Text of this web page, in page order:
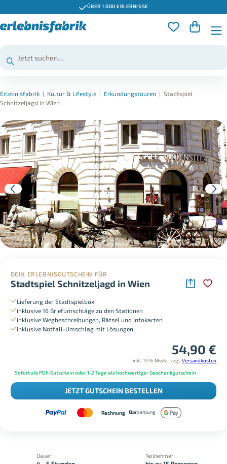
ÜBER 1.000 ERLEBNISSE
Erlebnisfabrik | Kultur & Lifestyle | Erkundungstouren | Stadtspiel
Schnitzeljagd in Wien
DEIN ERLEBNISGUTSCHEIN FÜR
Stadtspiel Schnitzeljagd in Wien
Lieferung der Stadtspielbox
inklusive 16 Briefumschläge zu den Stationen
inklusive Wegbeschreibungen, Rätsel und Infokarten
inklusive Notfall-Umschlag mit Lösungen
54,90 €
inkl. 19 % MwSt. zzgl.Versandkosten
Sofort als PDF-Gutschein oder 1-2 Tage als hochwertiger Geschenkgutschein
JETZT GUTSCHEIN BESTELLEN
Rechnung
Dauer Teilnehmer